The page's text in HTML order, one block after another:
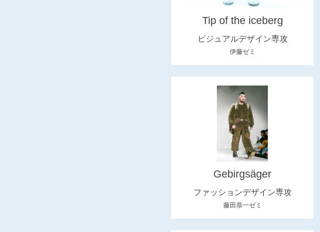
Tip of the iceberg
ビジュアルデザイン専攻
伊藤ゼミ
Gebirgsäger
ファッションデザイン専攻
藤田恭一ゼミ